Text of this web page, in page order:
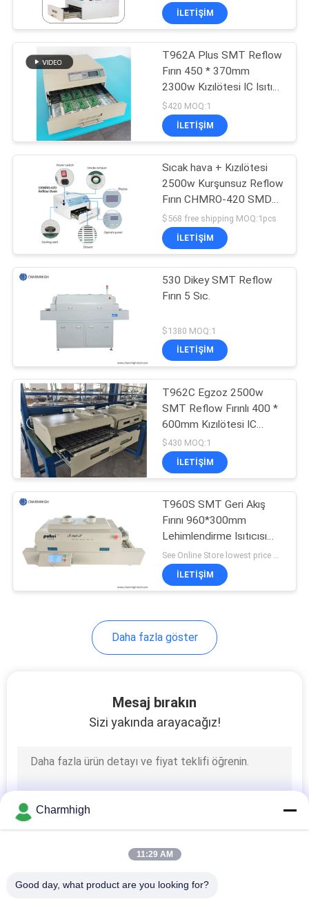
GIZLILIK
POLITIKASI
SMT Besleyici
21
Küçük SMT
Makinesi
21
SMD Alma ve
Yerleştirme
Makinesi
PCB Montaj Hattı
SMT Aksesuarları
Dalga kaynak
makinesi
İLETIŞIM
T962A Plus SMT Reflow
Fırın 450 * 370mm
2300w Kızılötesi IC Isıtıcı
PCB Lehimleme T962A
+
$420 MOQ:1
İLETIŞIM
Sıcak hava + Kızılötesi
2500w Kurşunsuz Reflow
Fırın CHMRO-420 SMD
Isıtma İstasyonu
$568 free shipping MOQ:1pcs
İLETIŞIM
530 Dikey SMT Reflow
Fırın 5 Sıc.
$1380 MOQ:1
İLETIŞIM
T962C Egzoz 2500w
SMT Reflow Fırınlı 400 *
600mm Kızılötesi IC
Isıtıcı BGA SMD SMT
Isıtma Sation
$430 MOQ:1
İLETIŞIM
T960S SMT Geri Akış
Fırını 960*300mm
Lehimlendirme Isıtıcısı
Dokunmatik Ekran 5
Sıcaklık Bölgesi
See Online Store lowest price MOQ:1
İLETIŞIM
Daha fazla göster
Mesaj bırakın
Sizi yakında arayacağız!
Charmhigh
11:29 AM
Good day, what product are you looking for?